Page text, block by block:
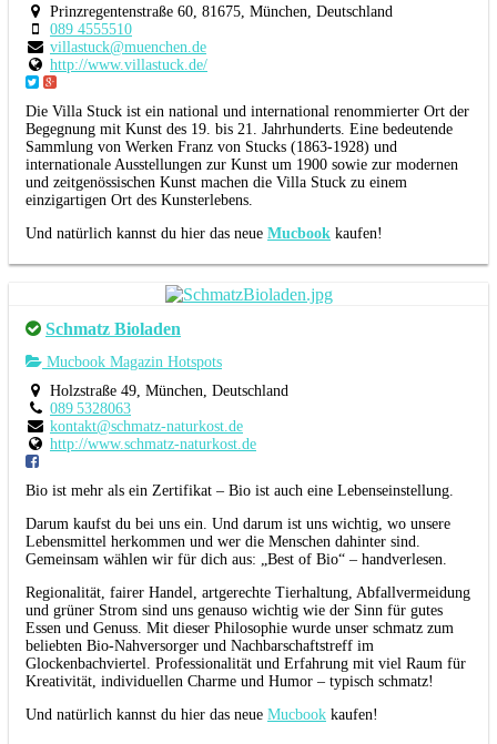
Prinzregentenstraße 60, 81675, München, Deutschland
089 4555510
villastuck@muenchen.de
http://www.villastuck.de/
Die Villa Stuck ist ein national und international renommierter Ort der
Begegnung mit Kunst des 19. bis 21. Jahrhunderts. Eine bedeutende
Sammlung von Werken Franz von Stucks (1863-1928) und
internationale Ausstellungen zur Kunst um 1900 sowie zur modernen
und zeitgenössischen Kunst machen die Villa Stuck zu einem
einzigartigen Ort des Kunsterlebens.
Und natürlich kannst du hier das neue Mucbook kaufen!
Schmatz Bioladen
Mucbook Magazin Hotspots
Holzstraße 49, München, Deutschland
089 5328063
kontakt@schmatz-naturkost.de
http://www.schmatz-naturkost.de
Bio ist mehr als ein Zertifikat – Bio ist auch eine Lebenseinstellung.
Darum kaufst du bei uns ein. Und darum ist uns wichtig, wo unsere
Lebensmittel herkommen und wer die Menschen dahinter sind.
Gemeinsam wählen wir für dich aus: „Best of Bio“ – handverlesen.
Regionalität, fairer Handel, artgerechte Tierhaltung, Abfallvermeidung
und grüner Strom sind uns genauso wichtig wie der Sinn für gutes
Essen und Genuss. Mit dieser Philosophie wurde unser schmatz zum
beliebten Bio-Nahversorger und Nachbarschaftstreff im
Glockenbachviertel. Professionalität und Erfahrung mit viel Raum für
Kreativität, individuellen Charme und Humor – typisch schmatz!
Und natürlich kannst du hier das neue Mucbook kaufen!